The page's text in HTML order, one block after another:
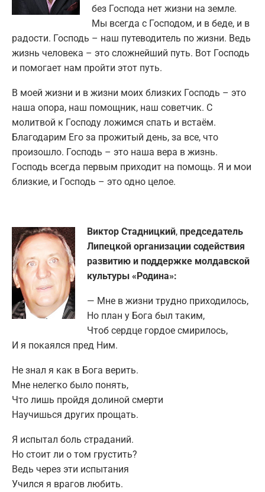
без Господа нет жизни на земле.
Мы всегда с Господом, и в беде, и в
радости. Господь – наш путеводитель по жизни. Ведь
жизнь человека – это сложнейший путь. Вот Господь
и помогает нам пройти этот путь.
В моей жизни и в жизни моих близких Господь – это
наша опора, наш помощник, наш советчик. С
молитвой к Господу ложимся спать и встаём.
Благодарим Его за прожитый день, за все, что
произошло. Господь – это наша вера в жизнь.
Господь всегда первым приходит на помощь. Я и мои
близкие, и Господь – это одно целое.
Виктор Стадницкий, председатель
Липецкой организации содействия
развитию и поддержке молдавской
культуры «Родина»:
— Мне в жизни трудно приходилось,
Но план у Бога был таким,
Чтоб сердце гордое смирилось,
И я покаялся пред Ним.
Не знал я как в Бога верить.
Мне нелегко было понять,
Что лишь пройдя долиной смерти
Научишься других прощать.
Я испытал боль страданий.
Но стоит ли о том грустить?
Ведь через эти испытания
Учился я врагов любить.